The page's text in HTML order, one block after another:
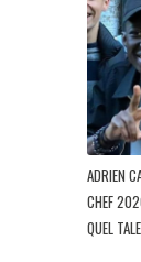
ADRIEN
CHEF
QUEL